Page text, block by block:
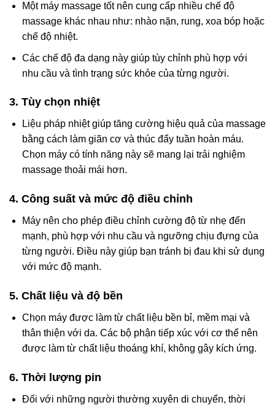
Một máy massage tốt nên cung cấp nhiều chế độ
massage khác nhau như: nhào nặn, rung, xoa bóp hoặc
chế độ nhiệt.
Các chế độ đa dạng này giúp tùy chỉnh phù hợp với
nhu cầu và tình trạng sức khỏe của từng người.
3. Tùy chọn nhiệt
Liệu pháp nhiệt giúp tăng cường hiệu quả của massage
bằng cách làm giãn cơ và thúc đẩy tuần hoàn máu.
Chọn máy có tính năng này sẽ mang lại trải nghiệm
massage thoải mái hơn.
4. Công suất và mức độ điều chỉnh
Máy nên cho phép điều chỉnh cường độ từ nhẹ đến
mạnh, phù hợp với nhu cầu và ngưỡng chịu đựng của
từng người. Điều này giúp bạn tránh bị đau khi sử dụng
với mức độ mạnh.
5. Chất liệu và độ bền
Chọn máy được làm từ chất liệu bền bỉ, mềm mại và
thân thiện với da. Các bộ phận tiếp xúc với cơ thể nên
được làm từ chất liệu thoáng khí, không gây kích ứng.
6. Thời lượng pin
Đối với những người thường xuyên di chuyển, thời